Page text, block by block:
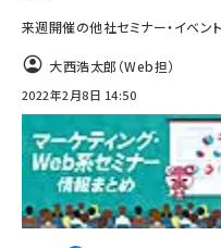
来週開催の他社セミナー・イベ
大西浩太郎（Web担）
2022年2月8日 14:50